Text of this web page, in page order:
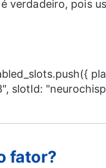
verdadeiro, pois
slotId:
fator?